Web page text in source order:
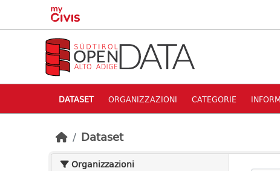
Skip to main content
DATASET ORGANIZZAZIONI CATEGORIE
Dataset
Organizzazioni